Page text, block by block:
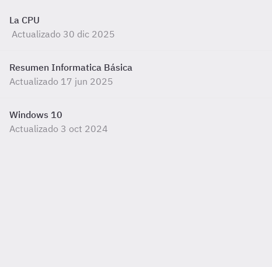
La CPU
Actualizado 30 dic 2025
Resumen Informatica Básica
Actualizado 17 jun 2025
Windows 10
Actualizado 3 oct 2024